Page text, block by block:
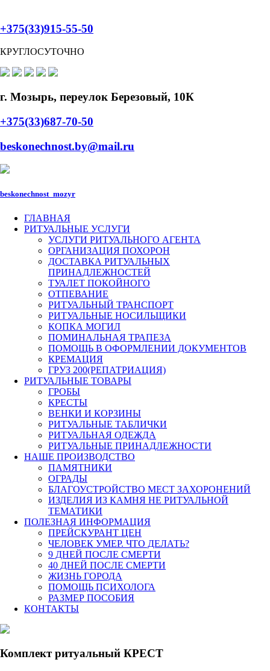
+375(33)915-55-50
КРУГЛОСУТОЧНО
г. Мозырь, переулок Березовый, 10К
+375(33)687-70-50
beskonechnost.by@mail.ru
beskonechnost_mozyr
ГЛАВНАЯ
РИТУАЛЬНЫЕ УСЛУГИ
УСЛУГИ РИТУАЛЬНОГО АГЕНТА
ОРГАНИЗАЦИЯ ПОХОРОН
ДОСТАВКА РИТУАЛЬНЫХ
ПРИНАДЛЕЖНОСТЕЙ
ТУАЛЕТ ПОКОЙНОГО
ОТПЕВАНИЕ
РИТУАЛЬНЫЙ ТРАНСПОРТ
РИТУАЛЬНЫЕ НОСИЛЬЩИКИ
КОПКА МОГИЛ
ПОМИНАЛЬНАЯ ТРАПЕЗА
ПОМОЩЬ В ОФОРМЛЕНИИ ДОКУМЕНТОВ
КРЕМАЦИЯ
ГРУЗ 200(РЕПАТРИАЦИЯ)
РИТУАЛЬНЫЕ ТОВАРЫ
ГРОБЫ
КРЕСТЫ
ВЕНКИ И КОРЗИНЫ
РИТУАЛЬНЫЕ ТАБЛИЧКИ
РИТУАЛЬНАЯ ОДЕЖДА
РИТУАЛЬНЫЕ ПРИНАДЛЕЖНОСТИ
НАШЕ ПРОИЗВОДСТВО
ПАМЯТНИКИ
ОГРАДЫ
БЛАГОУСТРОЙСТВО МЕСТ ЗАХОРОНЕНИЙ
ИЗДЕЛИЯ ИЗ КАМНЯ НЕ РИТУАЛЬНОЙ
ТЕМАТИКИ
ПОЛЕЗНАЯ ИНФОРМАЦИЯ
ПРЕЙСКУРАНТ ЦЕН
ЧЕЛОВЕК УМЕР. ЧТО ДЕЛАТЬ?
9 ДНЕЙ ПОСЛЕ СМЕРТИ
40 ДНЕЙ ПОСЛЕ СМЕРТИ
ЖИЗНЬ ГОРОДА
ПОМОЩЬ ПСИХОЛОГА
РАЗМЕР ПОСОБИЯ
КОНТАКТЫ
Комплект ритуальный КРЕСТ